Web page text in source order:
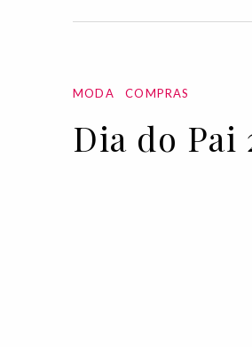
MODA COMPRAS
Dia do Pai